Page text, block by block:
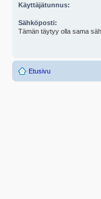
Käyttäjätunnus:
Sähköposti:
Tämän täytyy olla sama
Etusivu